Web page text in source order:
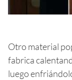
Otro material
fabrica
luego